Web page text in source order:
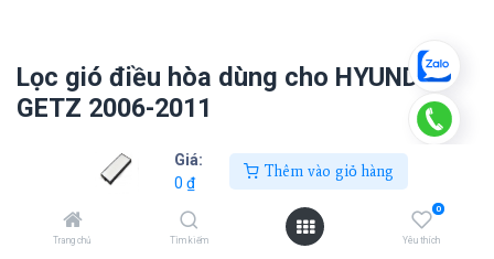
Giá:
0 ₫
Thêm vào giỏ hàng
Trang chủ Tìm kiếm
0
Yêu thích
Lọc gió điều hòa dùng cho HYUNDAI
GETZ 2006-2011
Thêm vào giỏ hàng